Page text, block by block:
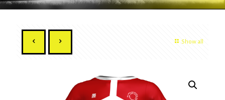
Show all